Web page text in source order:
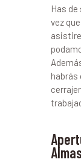
Has
vez
habrás